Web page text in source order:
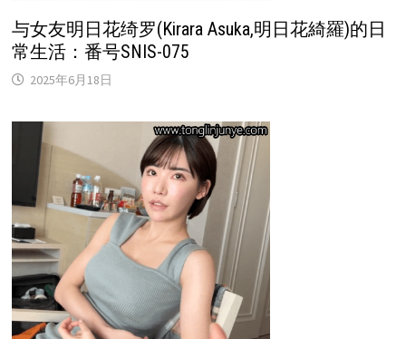
与女友明日花绮罗(Kirara Asuka,明日花綺羅)的日
常生活：番号SNIS-075
2025年6月18日